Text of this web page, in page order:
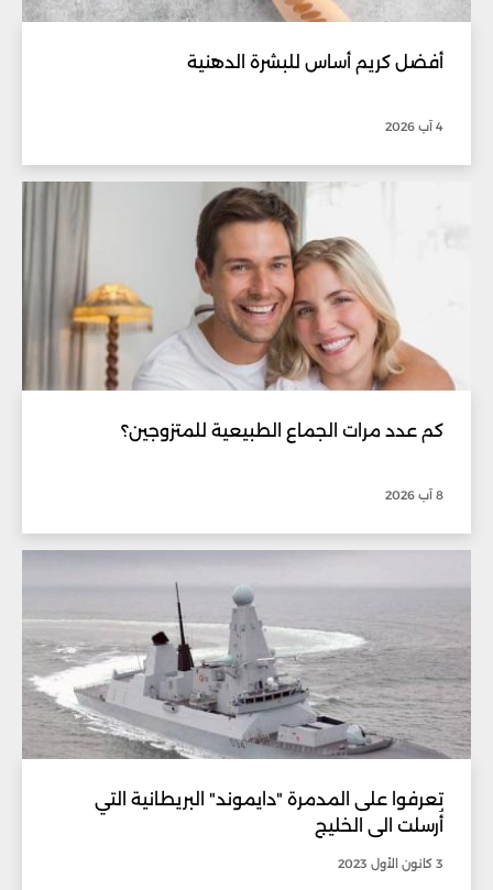
أفضل كريم أساس للبشرة الدهنية
4 آب 2026
كم عدد مرات الجماع الطبيعية للمتزوجين؟
8 آب 2026
تعرفوا على المدمرة "دايموند" البريطانية التي
أُرسلت الى الخليج
3 كانون الأول 2023